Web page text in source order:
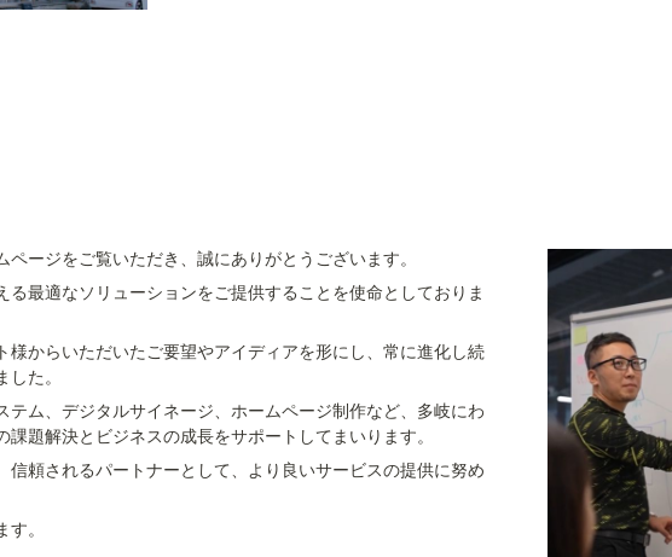
ージをご覧いただき、誠にありがとうございます。
る最適なソリューションをご提供することを使命としておりま
様からいただいたご要望やアイディアを形にし、常に進化し続
た。
テム、デジタルサイネージ、ホームページ制作など、多岐にわ
題解決とビジネスの成長をサポートしてまいります。
信頼されるパートナーとして、より良いサービスの提供に努め
。